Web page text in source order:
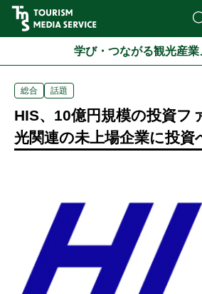
学び・つながる観光産業
総合 話題
HIS、10億円規模の投資
光関連の未上場企業に投資